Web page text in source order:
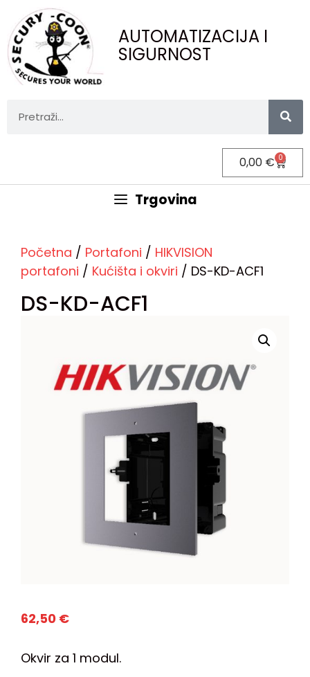
AUTOMATIZACIJA I
SIGURNOST
0,00 € 0
Trgovina
Početna / Portafoni / HIKVISION
portafoni / Kućišta i okviri / DS-KD-ACF1
DS-KD-ACF1
62,50 €
Okvir za 1 modul.